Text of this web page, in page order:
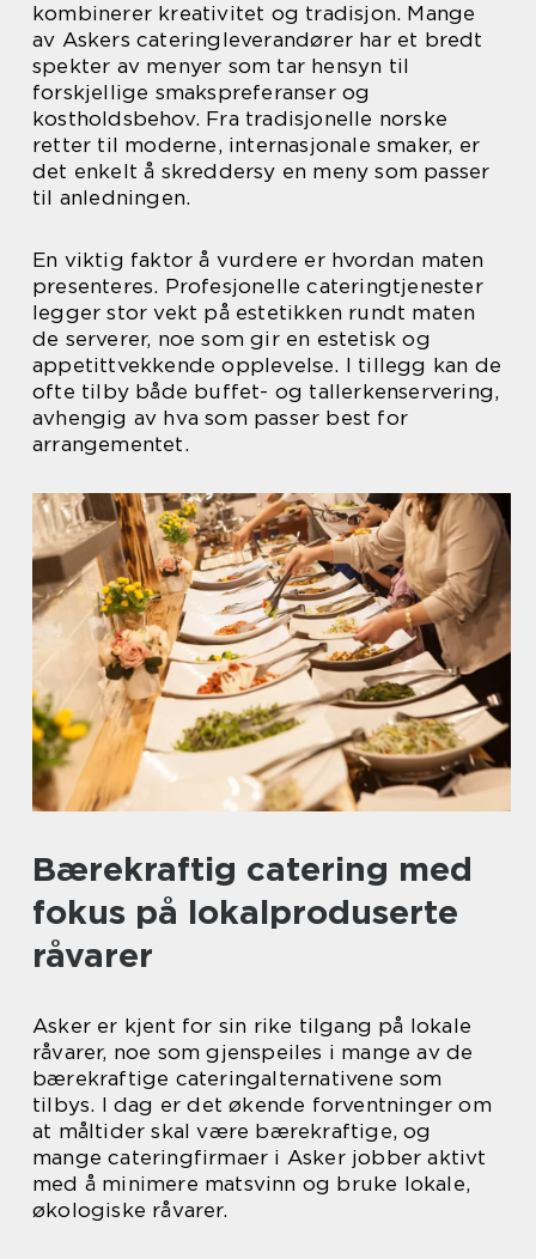
kombinerer kreativitet og tradisjon. Mange
av Askers cateringleverandører har et bredt
spekter av menyer som tar hensyn til
forskjellige smakspreferanser og
kostholdsbehov. Fra tradisjonelle norske
retter til moderne, internasjonale smaker, er
det enkelt å skreddersy en meny som passer
til anledningen.
En viktig faktor å vurdere er hvordan maten
presenteres. Profesjonelle cateringtjenester
legger stor vekt på estetikken rundt maten
de serverer, noe som gir en estetisk og
appetittvekkende opplevelse. I tillegg kan de
ofte tilby både buffet- og tallerkenservering,
avhengig av hva som passer best for
arrangementet.
Bærekraftig catering med
fokus på lokalproduserte
råvarer
Asker er kjent for sin rike tilgang på lokale
råvarer, noe som gjenspeiles i mange av de
bærekraftige cateringalternativene som
tilbys. I dag er det økende forventninger om
at måltider skal være bærekraftige, og
mange cateringfirmaer i Asker jobber aktivt
med å minimere matsvinn og bruke lokale,
økologiske råvarer.